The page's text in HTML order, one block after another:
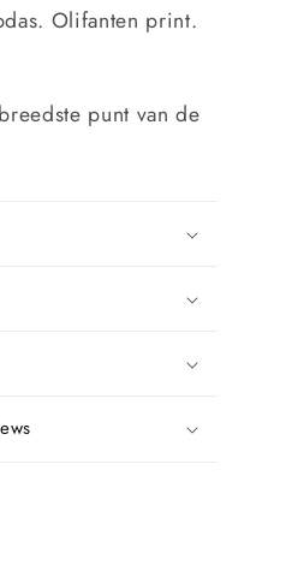
Olifanten print.
punt van de